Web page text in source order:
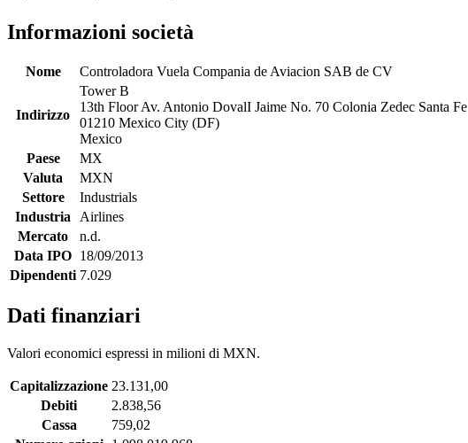
Informazioni società
Nome Controladora Vuela Compania de Aviacion SAB de CV
Indirizzo
Tower B
13th Floor Av. Antonio DovalI Jaime No. 70 Colonia Zedec Santa Fe
01210 Mexico City (DF)
Mexico
Paese
MX
Valuta
MXN
Settore
Industrials
Industria Airlines
Mercato
n.d.
Data IPO 18/09/2013
Dipendenti 7.029
Dati finanziari
Valori economici espressi in milioni di MXN.
Capitalizzazione 23.131,00
Debiti
2.838,56
Cassa
759,02